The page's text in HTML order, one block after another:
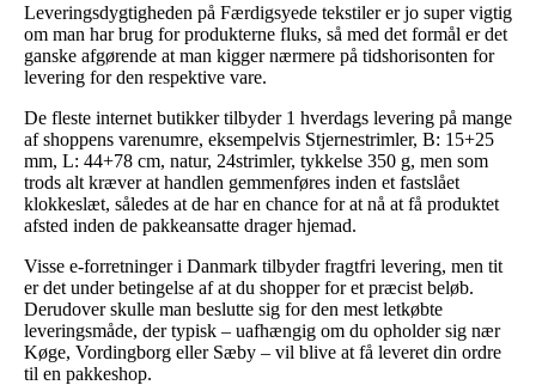
Leveringsdygtigheden på Færdigsyede tekstiler er jo super vigtig
om man har brug for produkterne fluks, så med det formål er det
ganske afgørende at man kigger nærmere på tidshorisonten for
levering for den respektive vare.
De fleste internet butikker tilbyder 1 hverdags levering på mange
af shoppens varenumre, eksempelvis Stjernestrimler, B: 15+25
mm, L: 44+78 cm, natur, 24strimler, tykkelse 350 g, men som
trods alt kræver at handlen gemmenføres inden et fastslået
klokkeslæt, således at de har en chance for at nå at få produktet
afsted inden de pakkeansatte drager hjemad.
Visse e-forretninger i Danmark tilbyder fragtfri levering, men tit
er det under betingelse af at du shopper for et præcist beløb.
Derudover skulle man beslutte sig for den mest letkøbte
leveringsmåde, der typisk – uafhængig om du opholder sig nær
Køge, Vordingborg eller Sæby – vil blive at få leveret din ordre
til en pakkeshop.